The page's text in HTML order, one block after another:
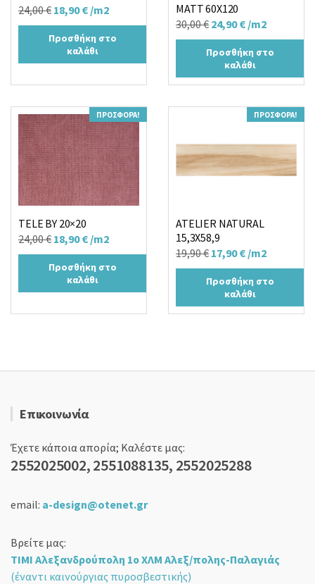
24,00€ Original
price
was:
24,00 €.
18,90€Η
τρέχουσα
τιμή
είναι:
/m2
Προσθήκη στο
καλάθι
MATT 60X120
30,00€ Original
price
was:
30,00 €.
24,90€Η
τρέχουσα
τιμή
είναι:
/m2
Προσθήκη στο
καλάθι
ΠΡΟΣΦΟΡΆ!
TELE BY 20×20
24,00€ Original
price
was:
18,90€Η
τρέχουσα
τιμή
/m2
Προσθήκη στο
καλάθι
ΠΡΟΣΦΟΡΆ!
ATELIER NATURAL
15,3X58,9
19,90€ Original
price
was:
17,90€Η
τρέχουσα
τιμή
/m2
Προσθήκη στο
καλάθι
Επικοινωνία
Έχετε κάποια απορία; Καλέστε μας:
2552025002, 2551088135, 2552025288
email: a-design@otenet.gr
Βρείτε μας:
ΤΙΜΙ Αλεξανδρούπολη 1ο ΧΛΜ Αλεξ/πολης-Παλαγιάς
(έναντι καινούργιας πυροσβεστικής)